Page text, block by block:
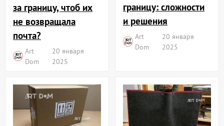
за границу, чтоб их
не возвращала
почта?
Art
Dom
20 января
2025
границу: сложности
и решения
Art
Dom
20 января
2025